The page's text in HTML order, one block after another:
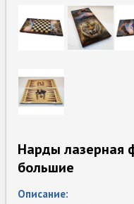
Нарды лазерная
большие
Описание: